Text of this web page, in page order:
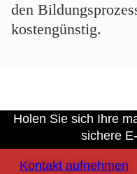
den
kostengünstig.
Holen Sie sich Ihre
sichere
Kontakt aufnehmen